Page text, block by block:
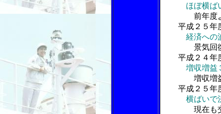
ほぼ横ば
前年度より
平成２５年度
経済への
景気回復の
平成２４年
増収増益
増収増益の
平成２５年度
横ばいで
現在も交渉